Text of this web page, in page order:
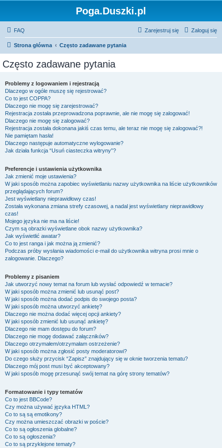
Poga.Duszki.pl
FAQ Zaloguj się
Zarejestruj się
Strona główna Często zadawane pytania
Często zadawane pytania
Problemy z logowaniem i rejestracją
Dlaczego w ogóle muszę się rejestrować?
Co to jest COPPA?
Dlaczego nie mogę się zarejestrować?
Rejestracja została przeprowadzona poprawnie, ale nie mogę się zalogować!
Dlaczego nie mogę się zalogować?
Rejestracja została dokonana jakiś czas temu, ale teraz nie mogę się zalogować?!
Nie pamiętam hasła!
Dlaczego następuje automatyczne wylogowanie?
Jak działa funkcja “Usuń ciasteczka witryny”?
Preferencje i ustawienia użytkownika
Jak zmienić moje ustawienia?
W jaki sposób można zapobiec wyświetlaniu nazwy użytkownika na liście użytkowników
przeglądających forum?
Jest wyświetlany nieprawidłowy czas!
Została wykonana zmiana strefy czasowej, a nadal jest wyświetlany nieprawidłowy
czas!
Mojego języka nie ma na liście!
Czym są obrazki wyświetlane obok nazwy użytkownika?
Jak wyświetlić awatar?
Co to jest ranga i jak można ją zmienić?
Podczas próby wysłania wiadomości e-mail do użytkownika witryna prosi mnie o
zalogowanie. Dlaczego?
Problemy z pisaniem
Jak utworzyć nowy temat na forum lub wysłać odpowiedź w temacie?
W jaki sposób można zmienić lub usunąć post?
W jaki sposób można dodać podpis do swojego posta?
W jaki sposób można utworzyć ankietę?
Dlaczego nie można dodać więcej opcji ankiety?
W jaki sposób zmienić lub usunąć ankietę?
Dlaczego nie mam dostępu do forum?
Dlaczego nie mogę dodawać załączników?
Dlaczego otrzymałem/otrzymałam ostrzeżenie?
W jaki sposób można zgłosić posty moderatorowi?
Do czego służy przycisk “Zapisz” znajdujący się w oknie tworzenia tematu?
Dlaczego mój post musi być akceptowany?
W jaki sposób mogę przesunąć swój temat na górę strony tematów?
Formatowanie i typy tematów
Co to jest BBCode?
Czy można używać języka HTML?
Co to są są emotikony?
Czy można umieszczać obrazki w poście?
Co to są ogłoszenia globalne?
Co to są ogłoszenia?
Co to są przyklejone tematy?